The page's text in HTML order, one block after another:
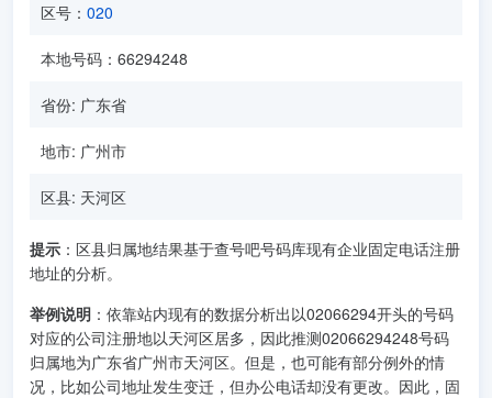
区号： 020
本地号码：66294248
省份: 广东省
地市: 广州市
区县: 天河区
提示 ：区县归属地结果基于查号吧号码库现有企业固定电话注册
地址的分析。
举例说明 ：依靠站内现有的数据分析出以02066294开头的号码
对应的公司注册地以天河区居多，因此推测02066294248号码
归属地为广东省广州市天河区。但是，也可能有部分例外的情
况，比如公司地址发生变迁，但办公电话却没有更改。因此，固